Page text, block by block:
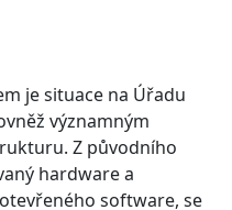
je situace na Úřadu
významným
Z původního
hardware a
software, se